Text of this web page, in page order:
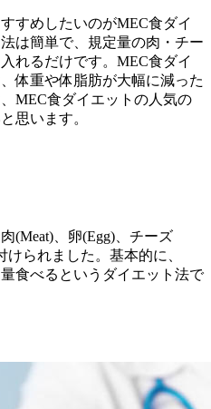
すめしたいのがMEC食ダイ
は簡単で、規定量の肉・チー
れるだけです。MEC食ダイ
体重や体脂肪が大幅に減った
MEC食ダイエットの人気の
思います。
(Meat)、卵(Egg)、チーズ
けられました。基本的に、
食べるというダイエット法で